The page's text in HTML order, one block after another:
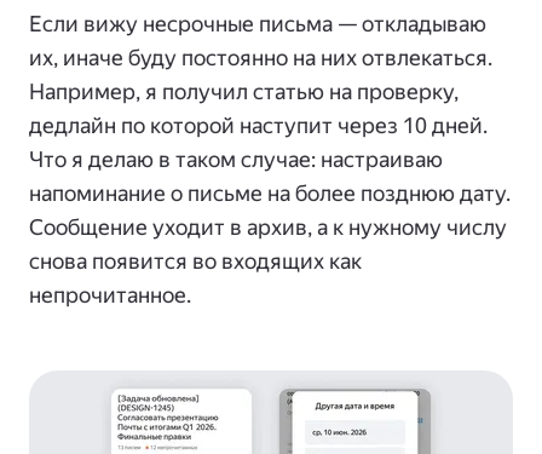
Если вижу несрочные письма — откладываю
их, иначе буду постоянно на них отвлекаться.
Например, я получил статью на проверку,
дедлайн по которой наступит через 10 дней.
Что я делаю в таком случае: настраиваю
напоминание о письме на более позднюю дату.
Сообщение уходит в архив, а к нужному числу
снова появится во входящих как
непрочитанное.